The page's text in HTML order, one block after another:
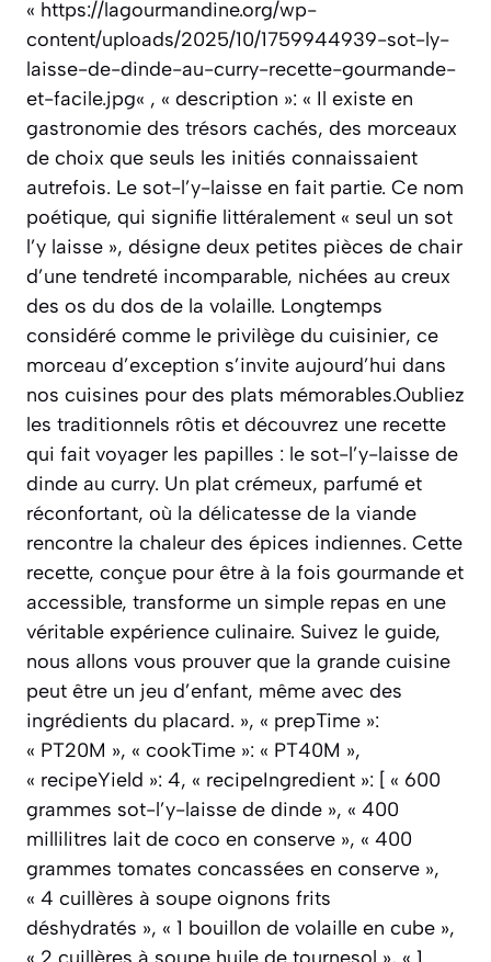
« https://lagourmandine.org/wp-
content/uploads/2025/10/1759944939-sot-ly-
laisse-de-dinde-au-curry-recette-gourmande-
et-facile.jpg« , « description »: « Il existe en
gastronomie des trésors cachés, des morceaux
de choix que seuls les initiés connaissaient
autrefois. Le sot-l’y-laisse en fait partie. Ce nom
poétique, qui signifie littéralement « seul un sot
l’y laisse », désigne deux petites pièces de chair
d’une tendreté incomparable, nichées au creux
des os du dos de la volaille. Longtemps
considéré comme le privilège du cuisinier, ce
morceau d’exception s’invite aujourd’hui dans
nos cuisines pour des plats mémorables.Oubliez
les traditionnels rôtis et découvrez une recette
qui fait voyager les papilles : le sot-l’y-laisse de
dinde au curry. Un plat crémeux, parfumé et
réconfortant, où la délicatesse de la viande
rencontre la chaleur des épices indiennes. Cette
recette, conçue pour être à la fois gourmande et
accessible, transforme un simple repas en une
véritable expérience culinaire. Suivez le guide,
nous allons vous prouver que la grande cuisine
peut être un jeu d’enfant, même avec des
ingrédients du placard. », « prepTime »:
« PT20M », « cookTime »: « PT40M »,
« recipeYield »: 4, « recipeIngredient »: [ « 600
grammes sot-l’y-laisse de dinde », « 400
millilitres lait de coco en conserve », « 400
grammes tomates concassées en conserve »,
« 4 cuillères à soupe oignons frits
déshydratés », « 1 bouillon de volaille en cube »,